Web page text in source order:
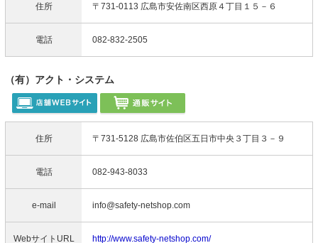
住所 〒731-0113 広島市安佐南区西原４丁目１５－６
電話 082-832-2505
（有）アクト・システム
住所 〒731-5128 広島市佐伯区五日市中央３丁目３－９
電話 082-943-8033
e-mail info@safety-netshop.com
WebサイトURL http://www.safety-netshop.com/